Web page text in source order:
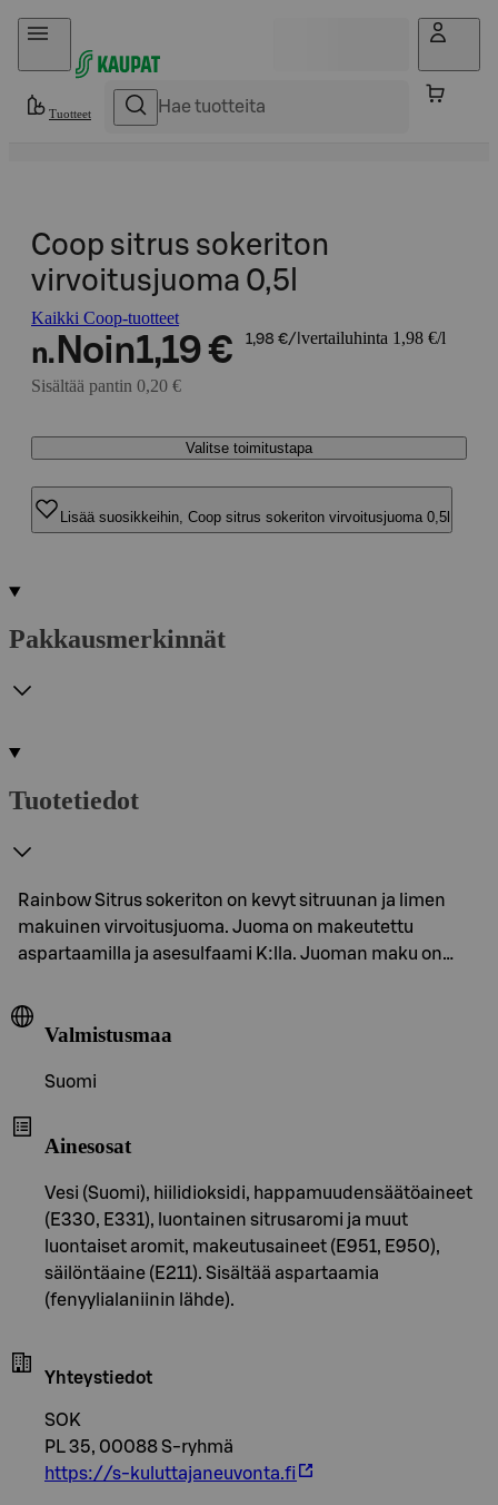
Hyppää sisältöön
Tuotteet
Coop sitrus sokeriton
virvoitusjuoma 0,5l
Kaikki Coop-tuotteet
n. Noin1,19 € 1,98 €/l vertailuhinta 1,98 €/l
Sisältää pantin 0,20 €
Valitse toimitustapa
Lisää suosikkeihin, Coop sitrus sokeriton virvoitusjuoma 0,5l
Pakkausmerkinnät
Tuotetiedot
Rainbow Sitrus sokeriton on kevyt sitruunan ja limen
makuinen virvoitusjuoma. Juoma on makeutettu
aspartaamilla ja asesulfaami K:lla. Juoman maku on…
Valmistusmaa
Suomi
Ainesosat
Vesi (Suomi), hiilidioksidi, happamuudensäätöaineet
(E330, E331), luontainen sitrusaromi ja muut
luontaiset aromit, makeutusaineet (E951, E950),
säilöntäaine (E211). Sisältää aspartaamia
(fenyylialaniinin lähde).
Yhteystiedot
SOK
PL 35, 00088 S-ryhmä
https://s-kuluttajaneuvonta.fi